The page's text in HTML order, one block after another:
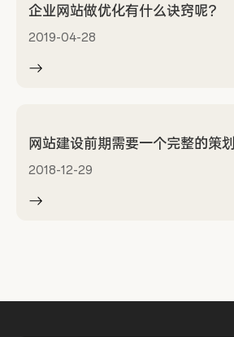
企业网站做优化有什么诀窍呢？
2019-04-28
网站建设前期需要一个完整的策划
2018-12-29